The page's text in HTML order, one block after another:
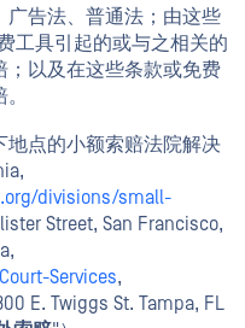
广告法、普通法；由这些
工具引起的或与之相关的
；以及在这些条款或免费
地点的小额索赔法院解决
divisions/small-
Street, San Francisco,
Services,
E. Twiggs St. Tampa, FL